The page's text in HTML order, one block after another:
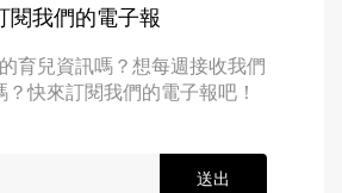
閱我們的電子報
育兒資訊嗎？想每週接收我們
？快來訂閱我們的電子報吧！
送出